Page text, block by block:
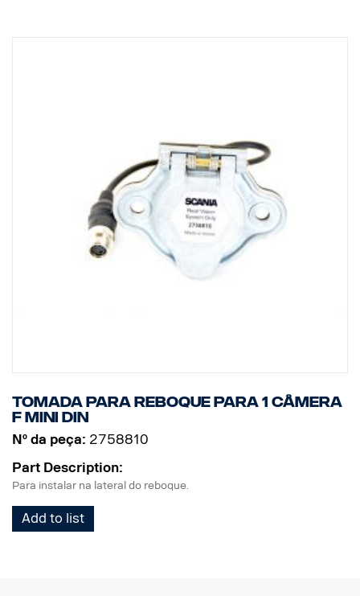
Tomada para reboque para 1 câmera
F MINI DIN
Nº da peça: 2758810
Part Description:
Para instalar na lateral do reboque.
Add to list